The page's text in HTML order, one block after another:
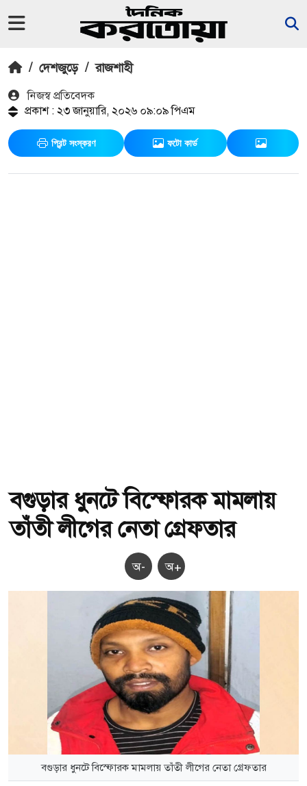
/ দেশজুড়ে / রাজশাহী
নিজস্ব প্রতিবেদক
প্রকাশ : ২৩ জানুয়ারি, ২০২৬ ০৯:০৯ পিএম
প্রিন্ট সংস্করণ ফটো কার্ড
বগুড়ার ধুনটে বিস্ফোরক মামলায়
তাঁতী লীগের নেতা গ্রেফতার
অ- অ+
বগুড়ার ধুনটে বিস্ফোরক মামলায় তাঁতী লীগের নেতা গ্রেফতার